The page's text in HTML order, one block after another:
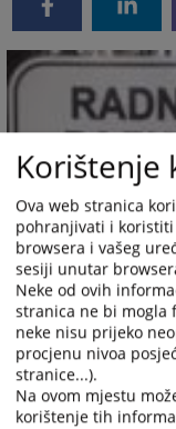
Korištenje
Ova web stranica
pohranjivati i
browsera i vašeg
sesiji unutar
Neke od ovih
stranica ne bi mogla
neke nisu prijeko
procjenu nivoa
stranice...).
Na ovom mjestu
korištenje tih